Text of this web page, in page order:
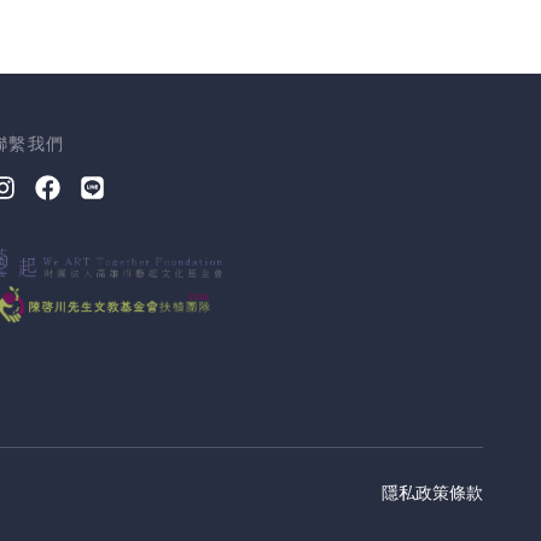
繫我們
隱私政策條款